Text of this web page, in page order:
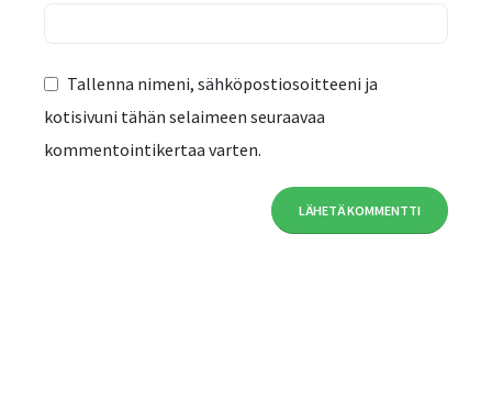
Tallenna nimeni, sähköpostiosoitteeni ja
kotisivuni tähän selaimeen seuraavaa
kommentointikertaa varten.